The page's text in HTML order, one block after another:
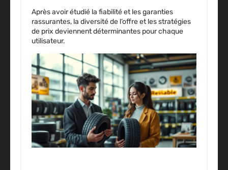
Après avoir étudié la fiabilité et les garanties
rassurantes, la diversité de l’offre et les stratégies
de prix deviennent déterminantes pour chaque
utilisateur.